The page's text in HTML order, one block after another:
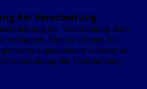
der Verarbeitung
der Verarbeitung Ihrer
verlangen. Hierzu können Sie
angegebenen Adresse an
der Verarbeitung